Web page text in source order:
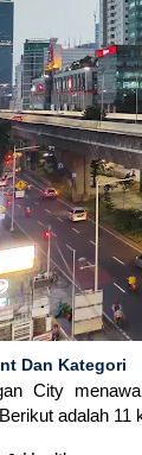
Dan Kategori
City
adalah 11